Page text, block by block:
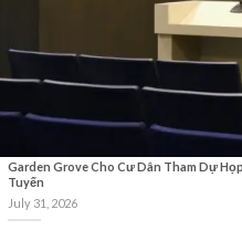
Garden Grove Cho Cư Dân Tham Dự
Tuyến
July 31, 2026